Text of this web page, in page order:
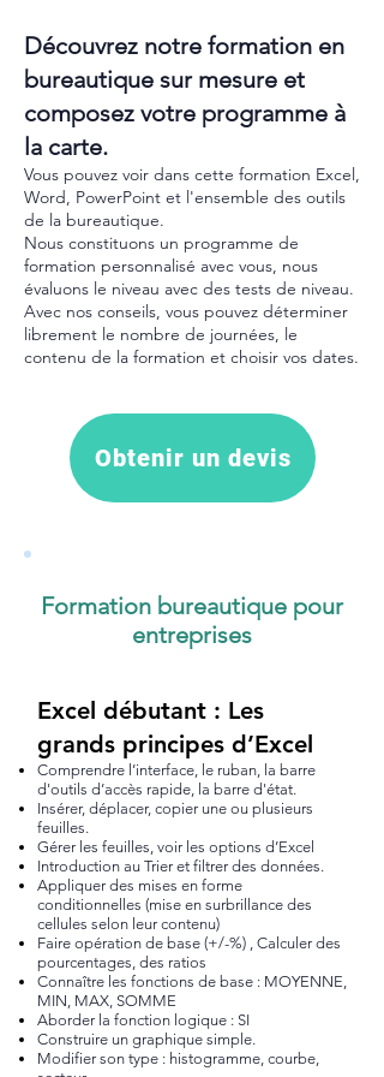
Découvrez notre formation en
bureautique sur mesure et
composez votre programme à
la carte.
Vous pouvez voir dans cette formation Excel,
Word, PowerPoint et l'ensemble des outils
de la bureautique.
Nous constituons un programme de
formation personnalisé avec vous, nous
évaluons le niveau avec des tests de niveau.
Avec nos conseils, vous pouvez déterminer
librement le nombre de journées, le
contenu de la formation et choisir vos dates.
Obtenir un devis
Formation bureautique pour
entreprises
Excel débutant : Les
grands principes d’Excel
Comprendre l’interface, le ruban, la barre
d'outils d’accès rapide, la barre d'état.
Insérer, déplacer, copier une ou plusieurs
feuilles.
Gérer les feuilles, voir les options d’Excel
Introduction au Trier et filtrer des données.
Appliquer des mises en forme
conditionnelles (mise en surbrillance des
cellules selon leur contenu)
Faire opération de base (+/-%) , Calculer des
pourcentages, des ratios
Connaître les fonctions de base : MOYENNE,
MIN, MAX, SOMME
Aborder la fonction logique : SI
Construire un graphique simple.
Modifier son type : histogramme, courbe,